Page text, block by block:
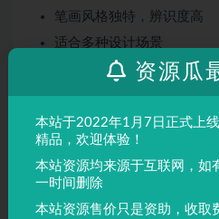
笔画风格独特，辨识度高
适合多种设计场景
屏幕显示与印刷均表现良好
品牌设计、海报制作、广告排
需要独特视觉效果的场景。
声明：本站所有文章，如无特殊说
资源瓜
本站于2022年1月7日正式上
精品，欢迎体验！
本站资源均来源于互联网，如
一时间删除
本站资源售价只是资助，收取